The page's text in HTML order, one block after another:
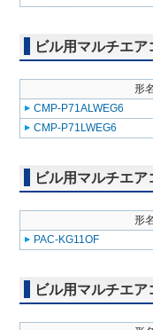
ビル用マルチエ
形名
CMP-P71ALWEG6
CMP-P71LWEG6
ビル用マルチエア
形名
PAC-KG11OF
ビル用マルチエ